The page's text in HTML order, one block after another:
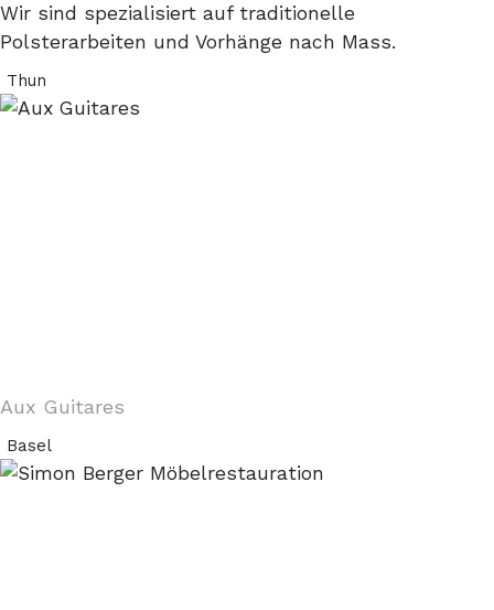
Wir sind spezialisiert auf traditionelle
Polsterarbeiten und Vorhänge nach Mass.
Thun
Aux Guitares
Basel